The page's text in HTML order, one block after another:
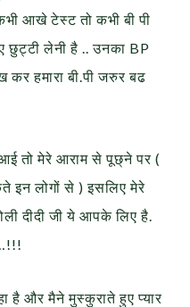
आखे टेस्ट तो कभी बी पी
छुट्टी लेनी है .. उनका BP
कर हमारा बी.पी जरुर बढ
तो मेरे आराम से पूछ्ने पर (
इन लोगों से ) इसलिए मेरे
दीदी जी ये आपके लिए है.
है और मैने मुस्कुराते हुए प्यार